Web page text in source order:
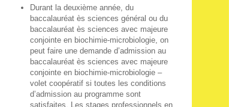
Durant la deuxième année, du
baccalauréat ès sciences général ou du
baccalauréat ès sciences avec majeure
conjointe en biochimie-microbiologie, on
peut faire une demande d’admission au
baccalauréat ès sciences avec majeure
conjointe en biochimie-microbiologie –
volet coopératif si toutes les conditions
d’admission au programme sont
satisfaites. Les stages professionnels en